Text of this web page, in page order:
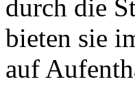
durch die
bieten sie
auf